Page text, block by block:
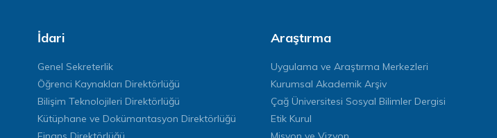
İdari
Genel Sekreterlik
Öğrenci Kaynakları Direktörlüğü
Bilişim Teknolojileri Direktörlüğü
Kütüphane ve Dokümantasyon Direktörlüğü
Araştırma
Uygulama ve Araştırma Merkezleri
Kurumsal Akademik Arşiv
Çağ Üniversitesi Sosyal Bilimler Dergisi
Etik Kurul